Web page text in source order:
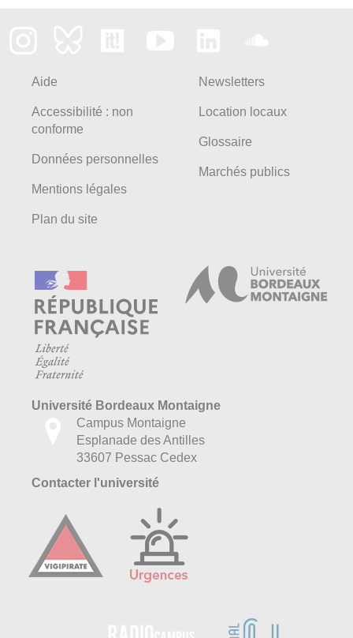
Aide
Accessibilité : non
conforme
Données personnelles
Mentions légales
Plan du site
Newsletters
Location locaux
Glossaire
Marchés publics
Université Bordeaux Montaigne
Campus Montaigne
Esplanade des Antilles
33607 Pessac Cedex
Contacter l'université